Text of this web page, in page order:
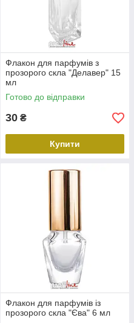
Флакон для парфумів з
прозорого скла "Делавер" 15
мл
Готово до відправки
30 ₴
Купити
Флакон для парфумів із
прозорого скла "Єва" 6 мл